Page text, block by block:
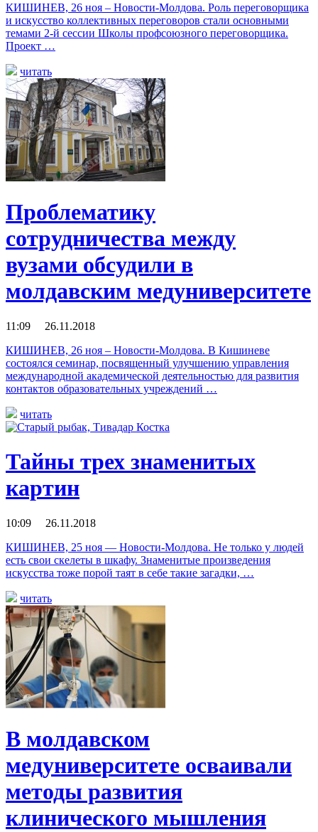
КИШИНЕВ, 26 ноя – Новости-Молдова. Роль переговорщика
и искусство коллективных переговоров стали основными
темами 2-й сессии Школы профсоюзного переговорщика.
Проект …
читать
Проблематику
сотрудничества между
вузами обсудили в
молдавским медуниверситете
11:09 26.11.2018
КИШИНЕВ, 26 ноя – Новости-Молдова. В Кишиневе
состоялся семинар, посвященный улучшению управления
международной академической деятельностью для развития
контактов образовательных учреждений …
читать
Тайны трех знаменитых
картин
10:09 26.11.2018
КИШИНЕВ, 25 ноя — Новости-Молдова. Не только у людей
есть свои скелеты в шкафу. Знаменитые произведения
искусства тоже порой таят в себе такие загадки, …
читать
В молдавском
медуниверситете осваивали
методы развития
клинического мышления